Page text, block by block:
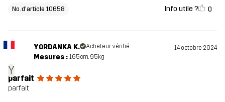
No. d'article 10658 Info utile ? 0
Y
YORDANKA K. Acheteur vérifié 14 octobre 2024
Mesures : 165cm, 95kg
parfait
parfait